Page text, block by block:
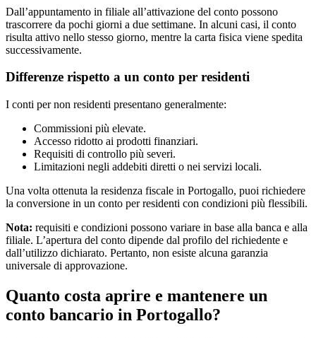
Dall’appuntamento in filiale all’attivazione del conto possono
trascorrere da pochi giorni a due settimane. In alcuni casi, il conto
risulta attivo nello stesso giorno, mentre la carta fisica viene spedita
successivamente.
Differenze rispetto a un conto per residenti
I conti per non residenti presentano generalmente:
Commissioni più elevate.
Accesso ridotto ai prodotti finanziari.
Requisiti di controllo più severi.
Limitazioni negli addebiti diretti o nei servizi locali.
Una volta ottenuta la residenza fiscale in Portogallo, puoi richiedere
la conversione in un conto per residenti con condizioni più flessibili.
Nota: requisiti e condizioni possono variare in base alla banca e alla
filiale. L’apertura del conto dipende dal profilo del richiedente e
dall’utilizzo dichiarato. Pertanto, non esiste alcuna garanzia
universale di approvazione.
Quanto costa aprire e mantenere un
conto bancario in Portogallo?